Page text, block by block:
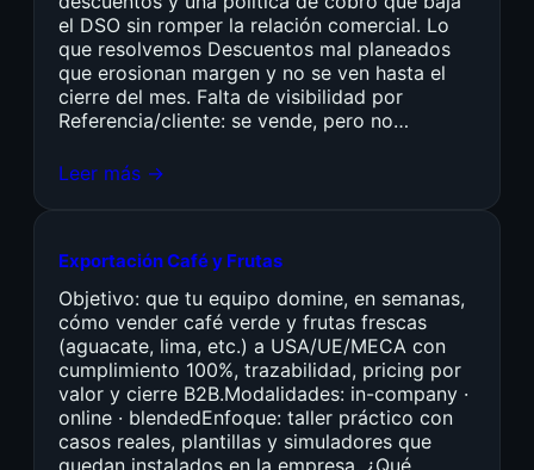
el DSO sin romper la relación comercial. Lo
que resolvemos Descuentos mal planeados
que erosionan margen y no se ven hasta el
cierre del mes. Falta de visibilidad por
Referencia/cliente: se vende, pero no…
Leer más →
Exportación Café y Frutas
Objetivo: que tu equipo domine, en semanas,
cómo vender café verde y frutas frescas
(aguacate, lima, etc.) a USA/UE/MECA con
cumplimiento 100%, trazabilidad, pricing por
valor y cierre B2B.Modalidades: in-company ·
online · blendedEnfoque: taller práctico con
casos reales, plantillas y simuladores que